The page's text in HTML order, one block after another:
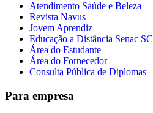
Atendimento Saúde e Beleza
Revista Navus
Jovem Aprendiz
Educação a Distância Senac SC
Área do Estudante
Área do Fornecedor
Consulta Pública de Diplomas
Para empresa